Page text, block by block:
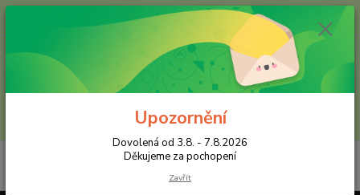
(Po-Pá, 8:30-16 hod.)
Upozornění
Dovolená od 3.8. - 7.8.2026
Děkujeme za pochopení
Zavřít